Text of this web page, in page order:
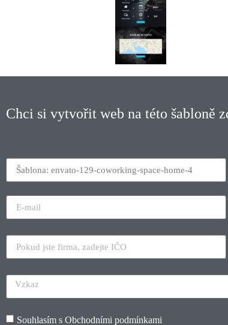
Chci si vytvořit web na této šabloně
Souhlasím s Obchodními podmínkami